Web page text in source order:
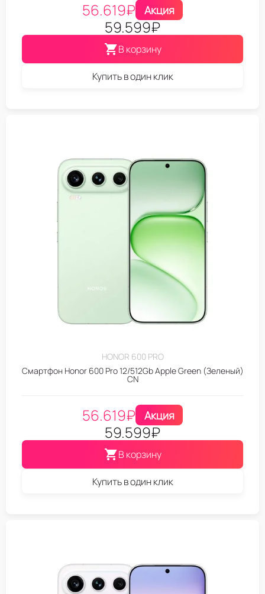
56.619₽ Акция
59.599₽
В корзину
Купить в один клик
HONOR 600 PRO
Смартфон Honor 600 Pro 12/512Gb Apple Green (Зеленый)
CN
56.619₽ Акция
59.599₽
В корзину
Купить в один клик